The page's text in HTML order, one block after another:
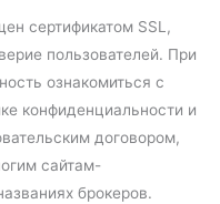
сертификатом SSL,
пользователей. При
ознакомиться с
конфиденциальности и
договором,
сайтам-
брокеров.